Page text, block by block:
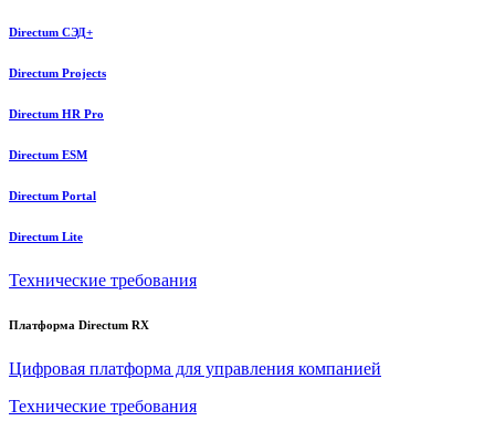
Directum СЭД+
Directum Projects
Directum HR Pro
Directum ESM
Directum Portal
Directum Lite
Технические требования
Платформа Directum RX
Цифровая платформа для управления компанией
Технические требования